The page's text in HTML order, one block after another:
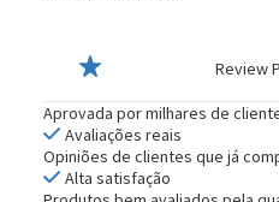
Review
Aprovada por milhares de
Avaliações reais
Opiniões de clientes que já
Alta satisfação